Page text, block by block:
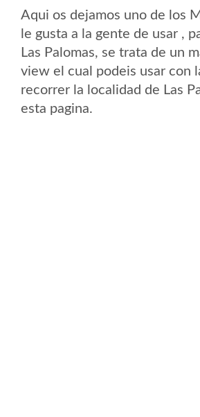
Aqui os dejamos uno de los
le gusta a la gente de usar ,
Las Palomas, se trata de un
view el cual podeis usar con
recorrer la localidad de Las
esta pagina.